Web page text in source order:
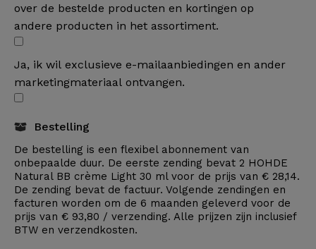
over de bestelde producten en kortingen op
andere producten in het assortiment.
Ja, ik wil exclusieve e-mailaanbiedingen en ander
marketingmateriaal ontvangen.
Bestelling
De bestelling is een flexibel abonnement van
onbepaalde duur. De eerste zending bevat 2 HOHDE
Natural BB crème Light 30 ml voor de prijs van € 28,14.
De zending bevat de factuur. Volgende zendingen en
facturen worden om de 6 maanden geleverd voor de
prijs van € 93,80 / verzending. Alle prijzen zijn inclusief
BTW en verzendkosten.